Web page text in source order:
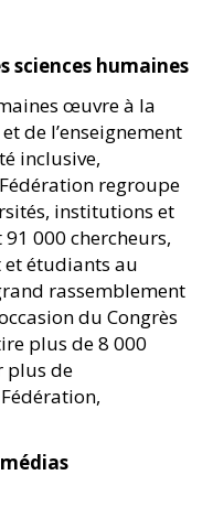
sciences humaines
œuvre à la
de l’enseignement
inclusive,
regroupe
institutions et
000 chercheurs,
et étudiants au
rassemblement
du Congrès
plus de 8 000
plus de